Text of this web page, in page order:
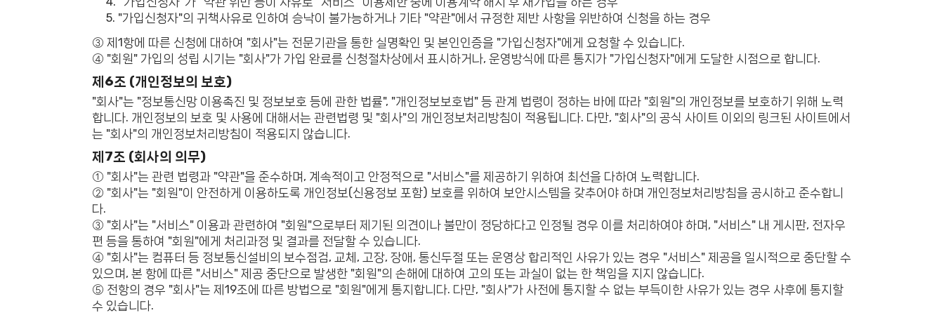
5. "가입신청자"의 귀책사유로 인하여 승낙이 불가능하거나 기타 "약관"에서 규정한 제반 사항을 위반하여 신청을 하는 경우
③ 제1항에 따른 신청에 대하여 "회사"는 전문기관을 통한 실명확인 및 본인인증을 "가입신청자"에게 요청할 수 있습니다.
④ "회원" 가입의 성립 시기는 "회사"가 가입 완료를 신청절차상에서 표시하거나, 운영방식에 따른 통지가 "가입신청자"에게 도달한 시점으로 합니다.
제6조 (개인정보의 보호)
"회사"는 "정보통신망 이용촉진 및 정보보호 등에 관한 법률", "개인정보보호법" 등 관계 법령이 정하는 바에 따라 "회원"의 개인정보를 보호하기 위해 노력
합니다. 개인정보의 보호 및 사용에 대해서는 관련법령 및 "회사"의 개인정보처리방침이 적용됩니다. 다만, "회사"의 공식 사이트 이외의 링크된 사이트에서
는 "회사"의 개인정보처리방침이 적용되지 않습니다.
제7조 (회사의 의무)
① "회사"는 관련 법령과 "약관"을 준수하며, 계속적이고 안정적으로 "서비스"를 제공하기 위하여 최선을 다하여 노력합니다.
② "회사"는 "회원"이 안전하게 이용하도록 개인정보(신용정보 포함) 보호를 위하여 보안시스템을 갖추어야 하며 개인정보처리방침을 공시하고 준수합니
다.
③ "회사"는 "서비스" 이용과 관련하여 "회원"으로부터 제기된 의견이나 불만이 정당하다고 인정될 경우 이를 처리하여야 하며, "서비스" 내 게시판, 전자우
편 등을 통하여 "회원"에게 처리과정 및 결과를 전달할 수 있습니다.
④ "회사"는 컴퓨터 등 정보통신설비의 보수점검, 교체, 고장, 장애, 통신두절 또는 운영상 합리적인 사유가 있는 경우 "서비스" 제공을 일시적으로 중단할 수
있으며, 본 항에 따른 "서비스" 제공 중단으로 발생한 "회원"의 손해에 대하여 고의 또는 과실이 없는 한 책임을 지지 않습니다.
⑤ 전항의 경우 "회사"는 제19조에 따른 방법으로 "회원"에게 통지합니다. 다만, "회사"가 사전에 통지할 수 없는 부득이한 사유가 있는 경우 사후에 통지할
수 있습니다.